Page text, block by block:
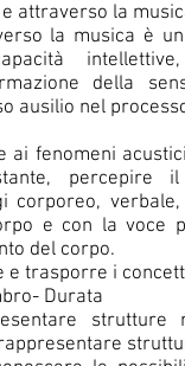
attraverso la
la musica è
della
ausilio nel
ai fenomeni
percepire
corporeo,
e con la voce
del corpo.
e trasporre i
Durata
strutture